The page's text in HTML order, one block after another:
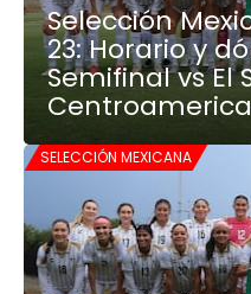
Selección
23: Horario y
Semifinal vs El
SELECCIÓN MEXICANA